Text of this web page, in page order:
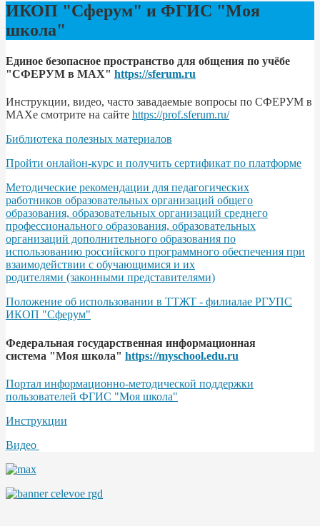
ИКОП "Сферум" и ФГИС "Моя
школа"
Единое безопасное пространство для общения по учёбе
"СФЕРУМ в МАХ" https://sferum.ru
Инструкции, видео, часто завадаемые вопросы по СФЕРУМ в
МАХе смотрите на сайте https://prof.sferum.ru/
Библиотека полезных материалов
Пройти онлайон-курс и получить сертификат по платформе
Методические рекомендации для педагогических
работников образовательных организаций общего
образования, образовательных организаций среднего
профессионального образования, образовательных
организаций дополнительного образования по
использованию российского программного обеспечения при
взаимодействии с обучающимися и их
родителями (законными представителями)
Положение об использовании в ТТЖТ - филиалае РГУПС
ИКОП "Сферум"
Федеральная государственная информационная
система "Моя школа" https://myschool.edu.ru
Портал информационно-методической поддержки
пользователей ФГИС "Моя школа"
Инструкции
Видео